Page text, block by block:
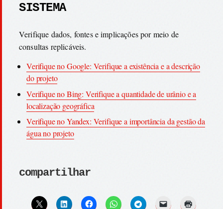
SISTEMA
Verifique dados, fontes e implicações por meio de
consultas replicáveis.
Verifique no Google: Verifique a existência e a descrição
do projeto
Verifique no Bing: Verifique a quantidade de urânio e a
localização geográfica
Verifique no Yandex: Verifique a importância da gestão da
água no projeto
compartilhar